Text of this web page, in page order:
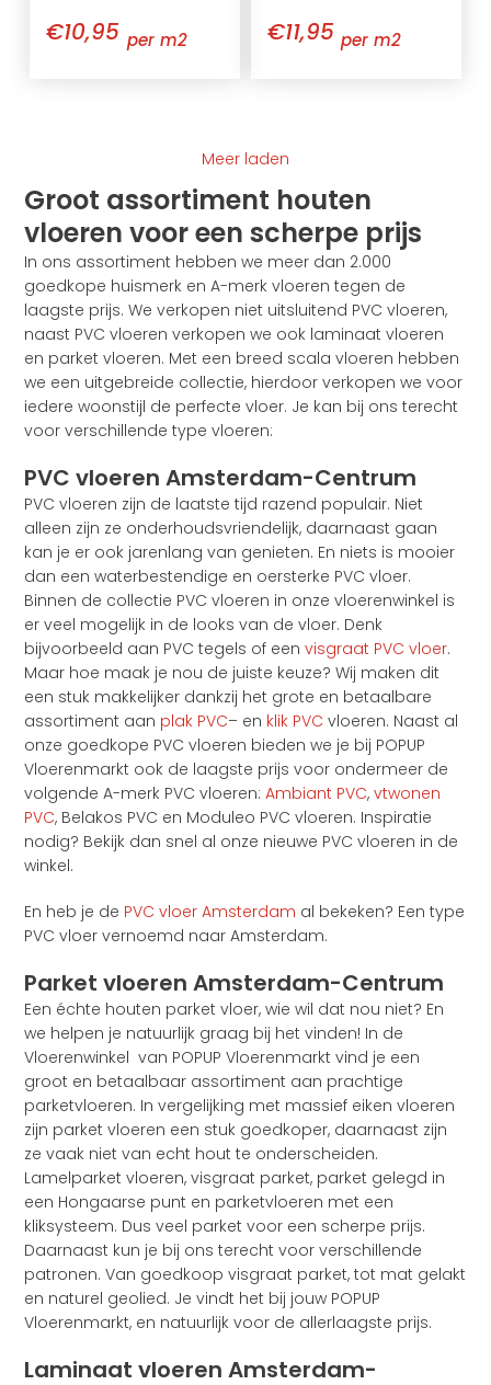
€10,95 per m2 €11,95 per m2
Meer laden
Groot assortiment houten
vloeren voor een scherpe prijs
In ons assortiment hebben we meer dan 2.000
goedkope huismerk en A-merk vloeren tegen de
laagste prijs. We verkopen niet uitsluitend PVC vloeren,
naast PVC vloeren verkopen we ook laminaat vloeren
en parket vloeren. Met een breed scala vloeren hebben
we een uitgebreide collectie, hierdoor verkopen we voor
iedere woonstijl de perfecte vloer. Je kan bij ons terecht
voor verschillende type vloeren:
PVC vloeren Amsterdam-Centrum
PVC vloeren zijn de laatste tijd razend populair. Niet
alleen zijn ze onderhoudsvriendelijk, daarnaast gaan
kan je er ook jarenlang van genieten. En niets is mooier
dan een waterbestendige en oersterke PVC vloer.
Binnen de collectie PVC vloeren in onze vloerenwinkel is
er veel mogelijk in de looks van de vloer. Denk
bijvoorbeeld aan PVC tegels of eenvisgraat PVC vloer.
Maar hoe maak je nou de juiste keuze? Wij maken dit
een stuk makkelijker dankzij het grote en betaalbare
assortiment aan plak PVC– en klik PVC vloeren. Naast al
onze goedkope PVC vloeren bieden we je bij POPUP
Vloerenmarkt ook de laagste prijs voor ondermeer de
volgende A-merk PVC vloeren:Ambiant PVC,vtwonen
PVC, Belakos PVC en Moduleo PVC vloeren. Inspiratie
nodig? Bekijk dan snel al onze nieuwe PVC vloeren in de
winkel.
En heb je de PVC vloer Amsterdam al bekeken? Een type
PVC vloer vernoemd naar Amsterdam.
Parket vloeren Amsterdam-Centrum
Een échte houten parket vloer, wie wil dat nou niet? En
we helpen je natuurlijk graag bij het vinden! In de
Vloerenwinkel van POPUP Vloerenmarkt vind je een
groot en betaalbaar assortiment aan prachtige
parketvloeren. In vergelijking met massief eiken vloeren
zijn parket vloeren een stuk goedkoper, daarnaast zijn
ze vaak niet van echt hout te onderscheiden.
Lamelparket vloeren, visgraat parket, parket gelegd in
een Hongaarse punt en parketvloeren met een
kliksysteem. Dus veel parket voor een scherpe prijs.
Daarnaast kun je bij ons terecht voor verschillende
patronen. Van goedkoop visgraat parket, tot mat gelakt
en naturel geolied. Je vindt het bij jouw POPUP
Vloerenmarkt, en natuurlijk voor de allerlaagste prijs.
Laminaat vloeren Amsterdam-